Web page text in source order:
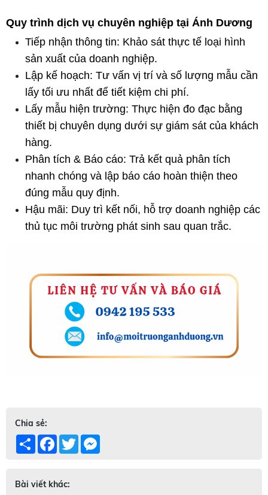
Quy trình dịch vụ chuyên nghiệp tại Ánh Dương
Tiếp nhận thông tin: Khảo sát thực tế loại hình
sản xuất của doanh nghiệp.
Lập kế hoạch: Tư vấn vị trí và số lượng mẫu cần
lấy tối ưu nhất để tiết kiệm chi phí.
Lấy mẫu hiện trường: Thực hiện đo đạc bằng
thiết bị chuyên dụng dưới sự giám sát của khách
hàng.
Phân tích & Báo cáo: Trả kết quả phân tích
nhanh chóng và lập báo cáo hoàn thiện theo
đúng mẫu quy định.
Hậu mãi: Duy trì kết nối, hỗ trợ doanh nghiệp các
thủ tục môi trường phát sinh sau quan trắc.
Chia sẻ:
Share Facebook
Twitter
Bài viết khác: